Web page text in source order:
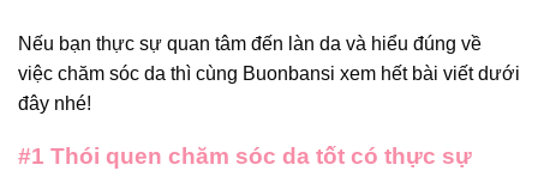
Nếu bạn thực sự quan tâm đến làn da và hiểu đúng về
việc chăm sóc da thì cùng Buonbansi xem hết bài viết dưới
đây nhé!
#1 Thói quen chăm sóc da tốt có thực sự